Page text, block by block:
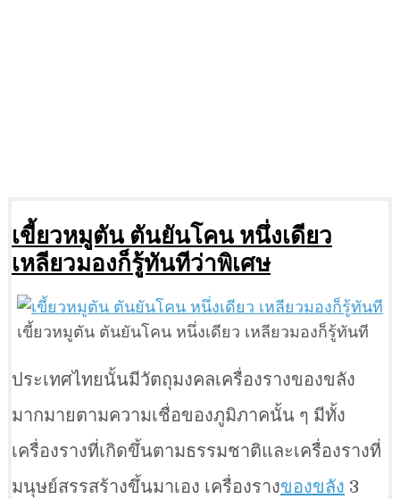
เขี้ยวหมูตัน ตันยันโคน หนึ่งเดียว
เหลียวมองก็รู้ทันทีว่าพิเศษ
เขี้ยวหมูตัน ตันยันโคน หนึ่งเดียว เหลียวมองก็รู้ทันที
ประเทศไทยนั้นมีวัตถุมงคลเครื่องรางของขลัง
มากมายตามความเชื่อของภูมิภาคนั้น ๆ มีทั้ง
เครื่องรางที่เกิดขึ้นตามธรรมชาติและเครื่องรางที่
มนุษย์สรรสร้างขึ้นมาเอง เครื่องรางของขลัง 3